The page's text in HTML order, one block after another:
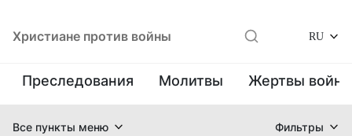
Христиане против войны RU
Преследования Молитвы Жертвы
Все пункты меню Фильтры